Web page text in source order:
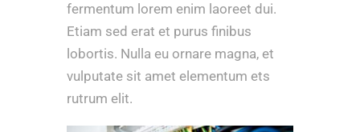
fermentum lorem enim laoreet dui.
Etiam sed erat et purus finibus
lobortis. Nulla eu ornare magna, et
vulputate sit amet elementum ets
rutrum elit.